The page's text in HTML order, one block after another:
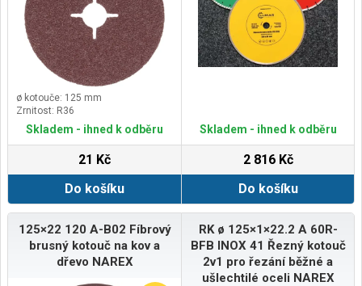
ø kotouče: 125 mm
Zrnitost: R36
Skladem - ihned k odběru
21 Kč
Do košíku
Skladem - ihned k odběru
2 816 Kč
Do košíku
125×22 120 A-B02 Fíbrový
brusný kotouč na kov a
dřevo NAREX
RK ø 125×1×22.2 A 60R-
BFB INOX 41 Řezný kotouč
2v1 pro řezání běžné a
ušlechtilé oceli NAREX